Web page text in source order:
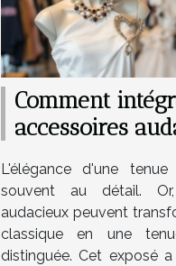
Comment
accessoires
L'élégance d'une
souvent au détail.
audacieux peuvent
classique en une
distinguée. Cet exposé